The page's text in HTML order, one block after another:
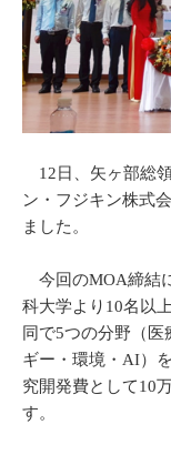
12日、矢ヶ部総
ン・フジキン株式
ました。
今回のMOA締結
科大学より10名以
同で5つの分野（
ギー・環境・AI）
究開発費として10
す。